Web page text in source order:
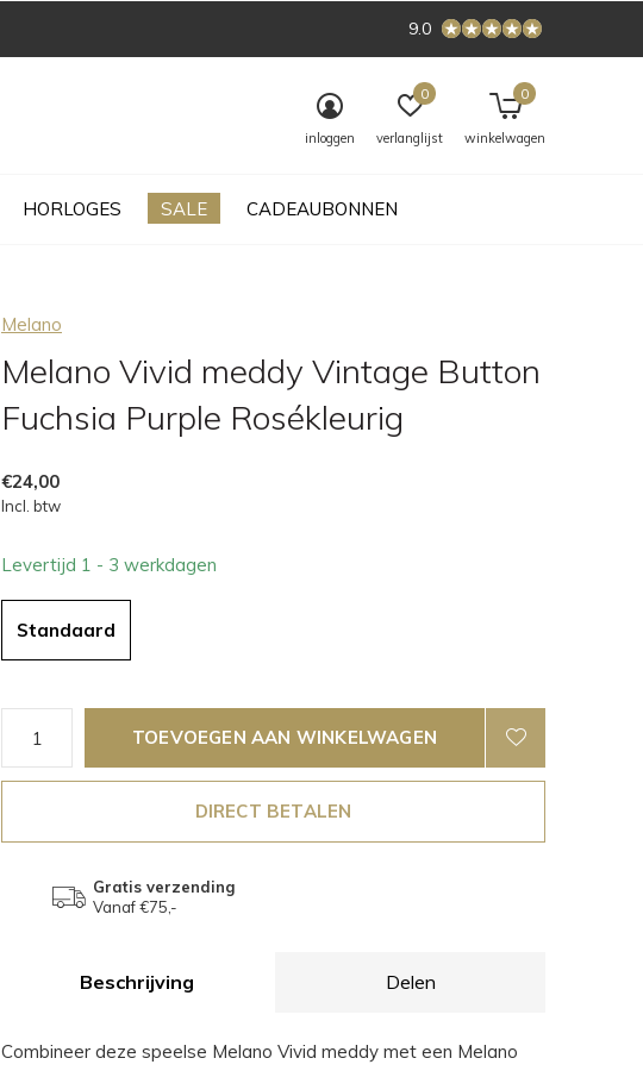
HORLOGES SALE CADEAUBONNEN
inloggen verlanglijst
0
winkelwagen
0
9.0
Melano
Melano Vivid meddy Vintage Button
Fuchsia Purple Rosékleurig
€24,00
Incl. btw
Levertijd 1 - 3 werkdagen
Standaard
TOEVOEGEN AAN WINKELWAGEN
DIRECT BETALEN
Gratis verzending
Vanaf €75,-
Beschrijving Delen
Combineer deze speelse Melano Vivid meddy met een Melano